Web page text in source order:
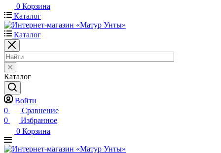
0 Корзина
Каталог
Каталог
Каталог
Войти
0
Сравнение
0
Избранное
0 Корзина